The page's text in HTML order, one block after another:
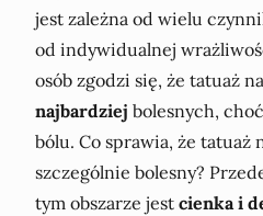
jest zależna od wielu
od indywidualnej
osób zgodzi się, że tatuaż
najbardziej bolesnych,
bólu. Co sprawia, że tatuaż
szczególnie bolesny?
tym obszarze jest cienka i